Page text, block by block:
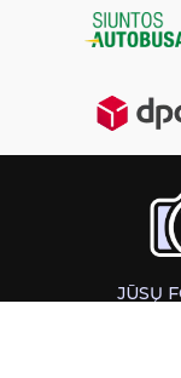
JŪSŲ